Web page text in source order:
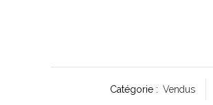
Catégorie : Vendus